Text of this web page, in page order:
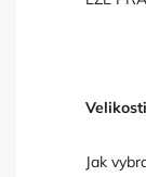
Velikosti
Jak